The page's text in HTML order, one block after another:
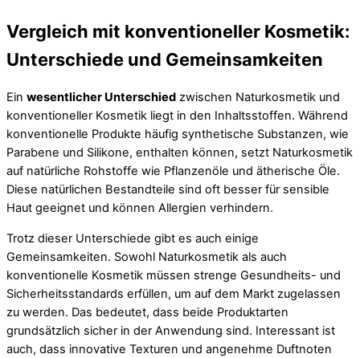
Vergleich mit konventioneller Kosmetik:
Unterschiede und Gemeinsamkeiten
Ein wesentlicher Unterschied zwischen Naturkosmetik und
konventioneller Kosmetik liegt in den Inhaltsstoffen. Während
konventionelle Produkte häufig synthetische Substanzen, wie
Parabene und Silikone, enthalten können, setzt Naturkosmetik
auf natürliche Rohstoffe wie Pflanzenöle und ätherische Öle.
Diese natürlichen Bestandteile sind oft besser für sensible
Haut geeignet und können Allergien verhindern.
Trotz dieser Unterschiede gibt es auch einige
Gemeinsamkeiten. Sowohl Naturkosmetik als auch
konventionelle Kosmetik müssen strenge Gesundheits- und
Sicherheitsstandards erfüllen, um auf dem Markt zugelassen
zu werden. Das bedeutet, dass beide Produktarten
grundsätzlich sicher in der Anwendung sind. Interessant ist
auch, dass innovative Texturen und angenehme Duftnoten